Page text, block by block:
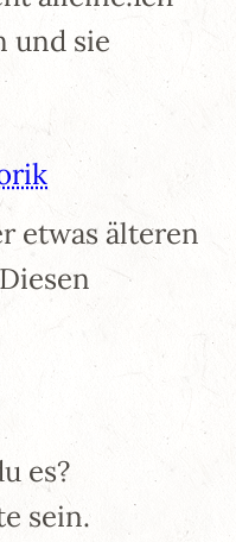
und sie
etwas älteren
es?
sein.